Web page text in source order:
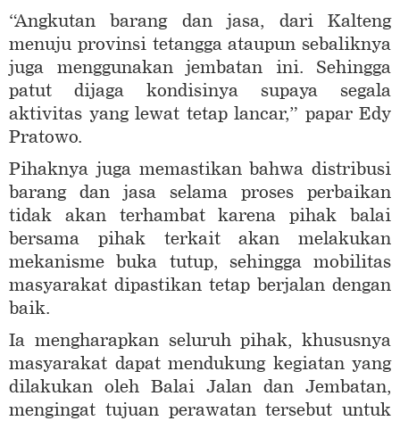
“Angkutan barang dan jasa, dari Kalteng
menuju provinsi tetangga ataupun sebaliknya
juga menggunakan jembatan ini. Sehingga
patut dijaga kondisinya supaya segala
aktivitas yang lewat tetap lancar,” papar Edy
Pratowo.
Pihaknya juga memastikan bahwa distribusi
barang dan jasa selama proses perbaikan
tidak akan terhambat karena pihak balai
bersama pihak terkait akan melakukan
mekanisme buka tutup, sehingga mobilitas
masyarakat dipastikan tetap berjalan dengan
baik.
Ia mengharapkan seluruh pihak, khususnya
masyarakat dapat mendukung kegiatan yang
dilakukan oleh Balai Jalan dan Jembatan,
mengingat tujuan perawatan tersebut untuk